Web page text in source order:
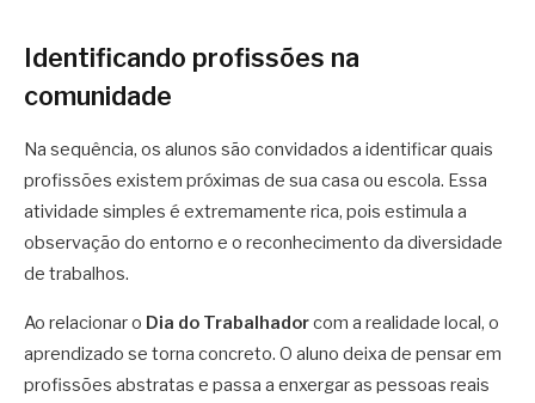
Identificando profissões na
comunidade
Na sequência, os alunos são convidados a identificar quais
profissões existem próximas de sua casa ou escola. Essa
atividade simples é extremamente rica, pois estimula a
observação do entorno e o reconhecimento da diversidade
de trabalhos.
Ao relacionar o Dia do Trabalhadorcom a realidade local, o
aprendizado se torna concreto. O aluno deixa de pensar em
profissões abstratas e passa a enxergar as pessoas reais